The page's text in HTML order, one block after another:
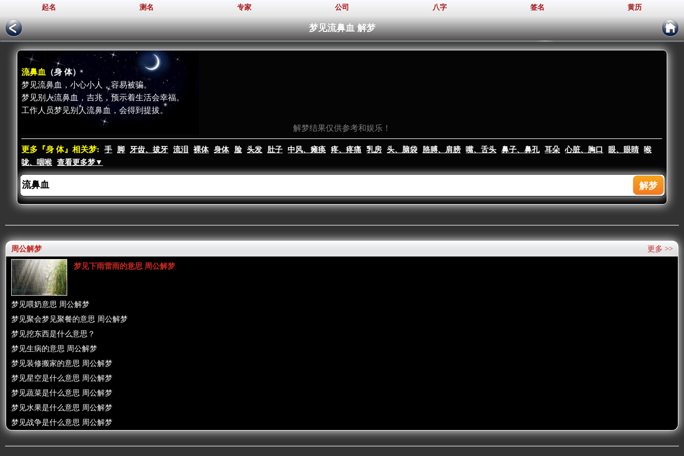
起名 测名 专家 公司 八字 签名 黄历
梦见流鼻血 解梦
流鼻血
（身 体）
梦见流鼻血，小心小人，容易被骗。
梦见别人流鼻血，吉兆，预示着生活会幸福。
工作人员梦见别人流鼻血，会得到提拔。
解梦结果仅供参考和娱乐！
更多『身 体』相关梦: 手 脚 牙齿、拔牙 流泪 裸体 身体 脸 头发 肚子 中风、瘫痪 疼、疼痛 乳房 头、脑袋 胳膊、肩膀 嘴、舌头 鼻子、鼻孔 耳朵 心脏、胸口 眼、眼睛
喉
咙、咽喉
查看更多梦▼
更多 >>
周公解梦
梦见下雨雷雨的意思 周公解梦
梦见喂奶意思 周公解梦
梦见聚会梦见聚餐的意思 周公解梦
梦见挖东西是什么意思？
梦见生病的意思 周公解梦
梦见装修搬家的意思 周公解梦
梦见星空是什么意思 周公解梦
梦见蔬菜是什么意思 周公解梦
梦见水果是什么意思 周公解梦
梦见战争是什么意思 周公解梦